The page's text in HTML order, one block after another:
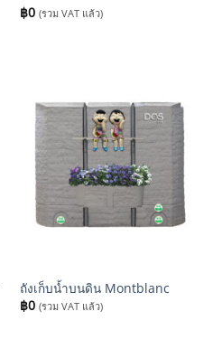
฿0 (รวม VAT แล้ว)
ถังเก็บน้ำบนดิน Montblanc
฿0 (รวม VAT แล้ว)